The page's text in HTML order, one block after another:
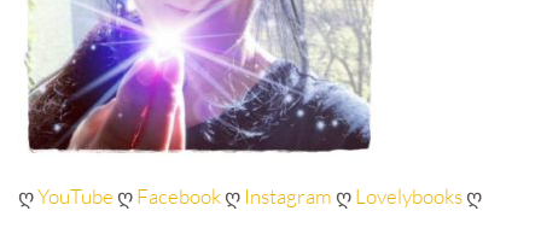
ღYouTubeღFacebookღ InstagramღLovelybooksღ